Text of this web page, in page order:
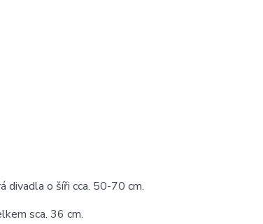
divadla o šíři cca. 50-70 cm.
sca. 36 cm.